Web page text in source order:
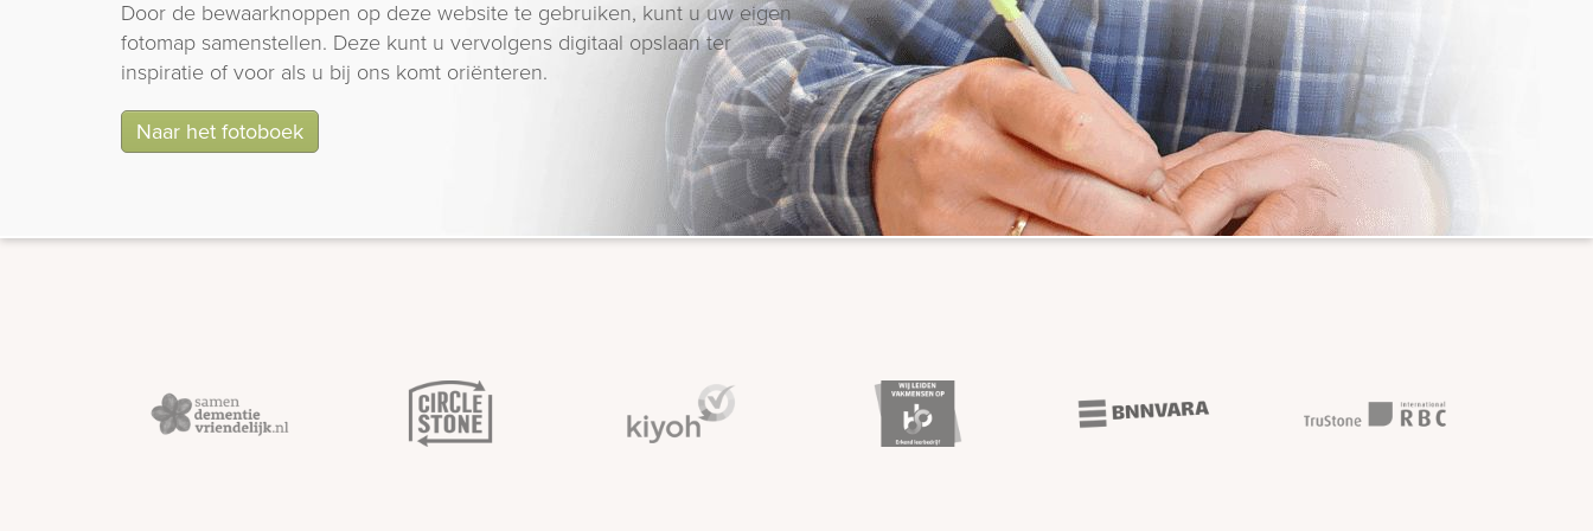
Door de bewaarknoppen op deze website te gebruiken, kunt u uw eigen
fotomap samenstellen. Deze kunt u vervolgens digitaal opslaan ter
inspiratie of voor als u bij ons komt oriënteren.
Naar het fotoboek